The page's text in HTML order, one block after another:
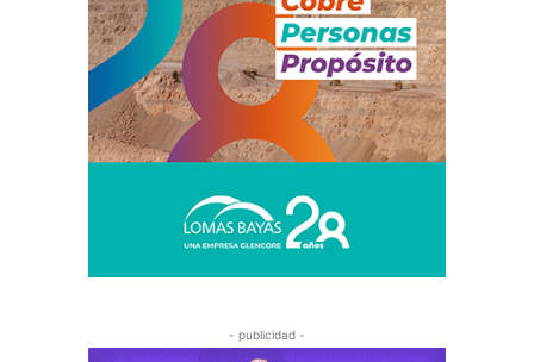
- publicidad -